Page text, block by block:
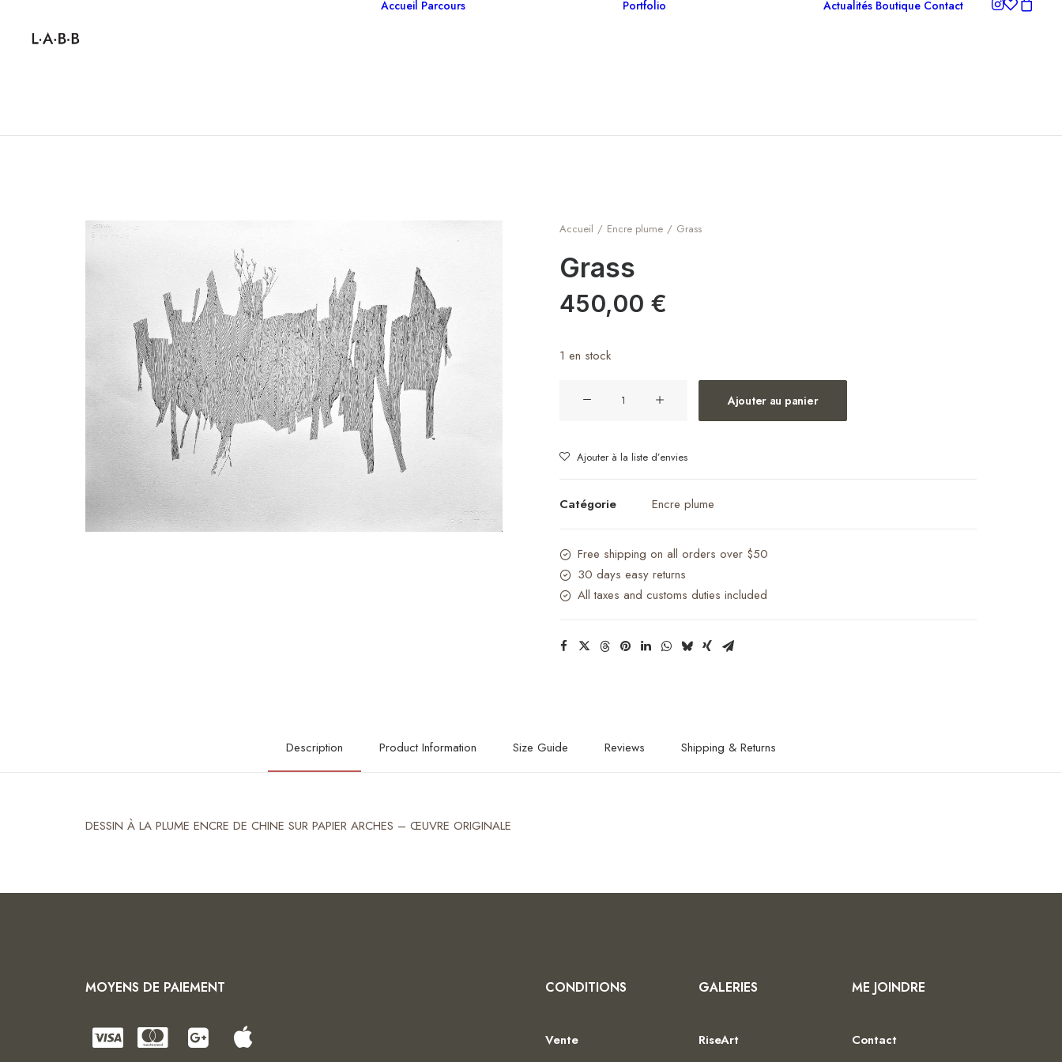
Accueil Parcours
Portfolio
Actualités Boutique Contact
Accueil Encre plume Grass
Grass
450,00 €
1 en stock
Ajouter au panier
Ajouter à la liste d’envies
Catégorie Encre plume
Free shipping on all orders over $50
30 days easy returns
All taxes and customs duties included
Description Product Information Size Guide Reviews Shipping & Returns
DESSIN À LA PLUME ENCRE DE CHINE SUR PAPIER ARCHES – ŒUVRE ORIGINALE
MOYENS DE PAIEMENT CONDITIONS
Vente
GALERIES
RiseArt
ME JOINDRE
Contact